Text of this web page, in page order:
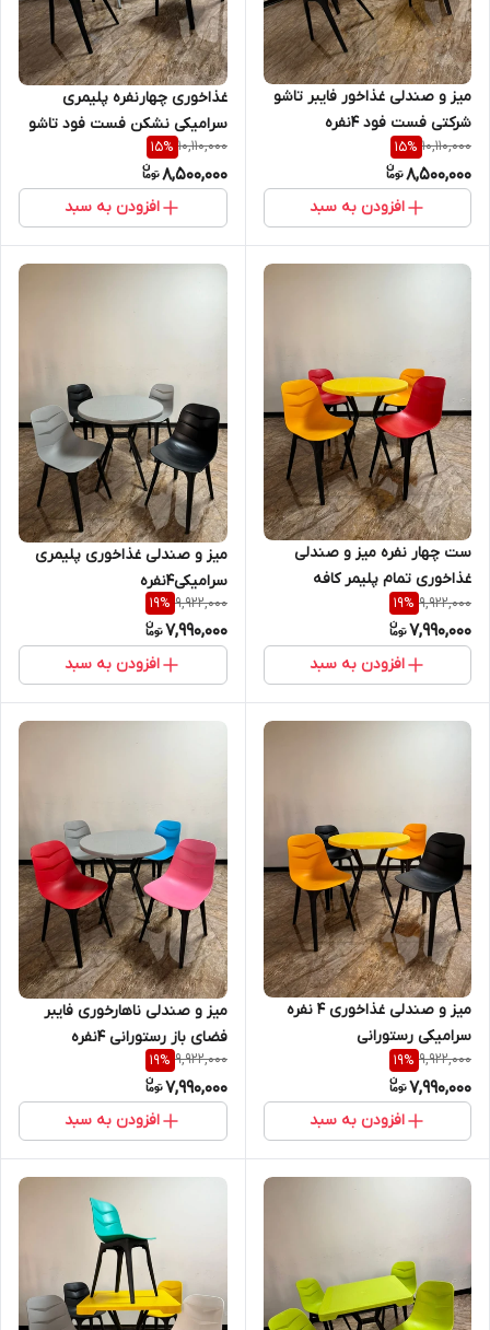
میز و صندلی غذاخور فایبر تاشو
شرکتی فست فود 4نفره
10,110,000
15%
8,500,000
افزودن به سبد
غذاخوری چهارنفره پلیمری
سرامیکی نشکن فست فود تاشو
10,110,000
15%
8,500,000
افزودن به سبد
ست چهار نفره میز و صندلی
غذاخوری تمام پلیمر کافه
رستوران
9,922,000
19%
7,990,000
افزودن به سبد
میز و صندلی غذاخوری پلیمری
سرامیکی4نفره
9,922,000
19%
7,990,000
افزودن به سبد
میز و صندلی غذاخوری 4 نفره
سرامیکی رستورانی
9,922,000
19%
7,990,000
افزودن به سبد
میز و صندلی ناهارخوری فایبر
فضای باز رستورانی 4نفره
9,922,000
19%
7,990,000
افزودن به سبد